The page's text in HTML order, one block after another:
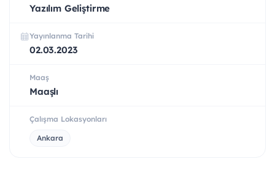
Yazılım Geliştirme
Yayınlanma Tarihi
02.03.2023
Maaş
Maaşlı
Çalışma Lokasyonları
Ankara